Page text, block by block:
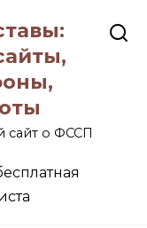
сайт о ФССП